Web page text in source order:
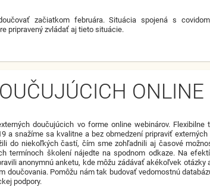
začiatkom februára. Situácia spojená s
pripravený zvládať aj tieto situácie.
ONLINE
doučujúcich vo forme online webinárov. Flexibilne
a snažíme sa kvalitne a bez obmedzení pripraviť
do niekoľkých častí, čím sme zohľadnili aj časové
termínoch školení nájedte na spodnom odkaze. Na
anonymnú anketu, kde môžu zádávať akékoľvek otázky
doučovania. Pomôžu nám tak budovať vedomostnú
podpory.